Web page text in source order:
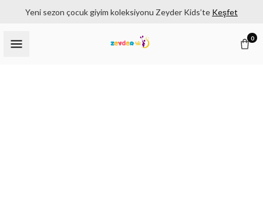
Yeni sezon çocuk giyim koleksiyonu Zeyder Kids’te Keşfet
0